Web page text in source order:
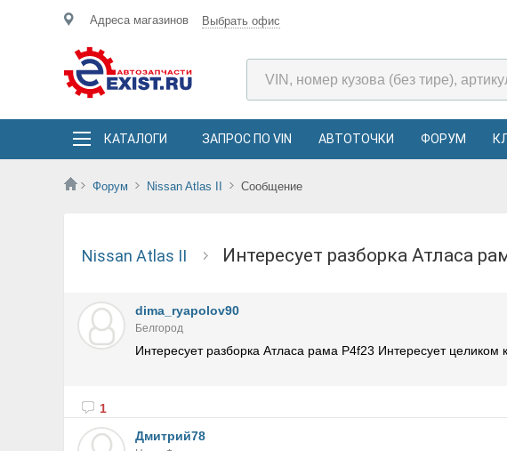
Адреса магазинов Выбрать офис
КАТАЛОГИ ЗАПРОС ПО VIN АВТОТОЧКИ ФОРУМ
Форум Nissan Atlas II Сообщение
Nissan Atlas II Интересует разборка Атласа
dima_ryapolov90
Белгород
Интересует разборка Атласа рама P4f23 Интересует целиком
1
Дмитрий78